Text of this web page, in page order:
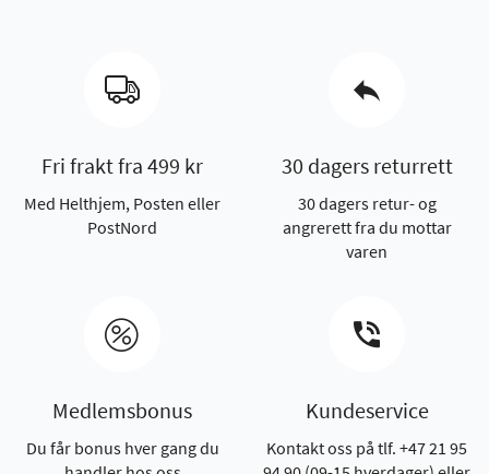
Fri frakt fra 499 kr
Med Helthjem, Posten eller
PostNord
30 dagers returrett
30 dagers retur- og
angrerett fra du mottar
varen
Medlemsbonus
Du får bonus hver gang du
Kundeservice
Kontakt oss på tlf. +47 21 95